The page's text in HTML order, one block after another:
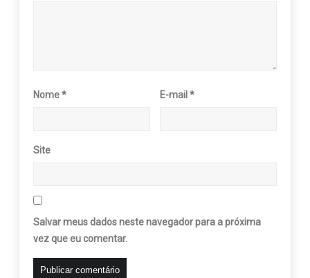
Nome* E-mail*
Site
Salvar meus dados neste navegador para a próxima
vez que eu comentar.